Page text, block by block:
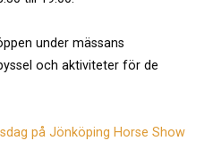
under mässans
och aktiviteter för de
på Jönköping Horse Show